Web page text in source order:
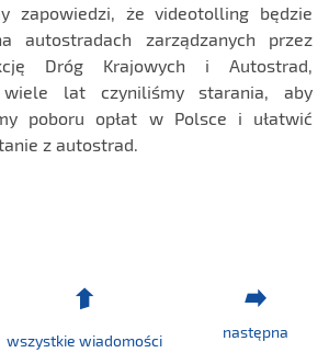
zapowiedzi, że videotolling będzie
autostradach zarządzanych przez
Dróg Krajowych i Autostrad,
wiele lat czyniliśmy starania, aby
poboru opłat w Polsce i ułatwić
z autostrad.
wszystkie wiadomości następna